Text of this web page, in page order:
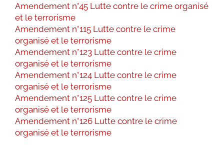
Amendement n°45 Lutte contre le crime organisé
et le terrorisme
Amendement n°115 Lutte contre le crime
organisé et le terrorisme
Amendement n°123 Lutte contre le crime
organisé et le terrorisme
Amendement n°124 Lutte contre le crime
organisé et le terrorisme
Amendement n°125 Lutte contre le crime
organisé et le terrorisme
Amendement n°126 Lutte contre le crime
organisé et le terrorisme